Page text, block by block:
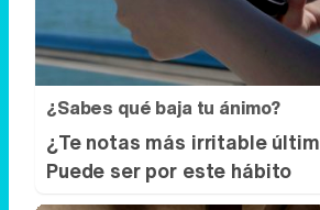
¿Sabes qué baja tu ánimo?
¿Te notas más irritable
Puede ser por este hábito